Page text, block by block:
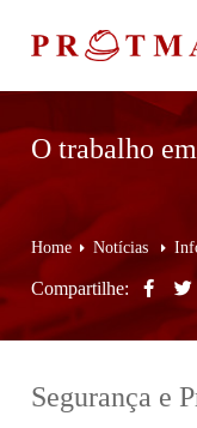
O trabalho
Home Notícias
Compartilhe:
Segurança e